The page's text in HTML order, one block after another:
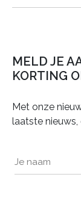
MELD JE
KORTING
Met onze
laatste nieuws,